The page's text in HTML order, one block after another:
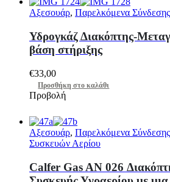
Αξεσουάρ, Παρελκόμενα
Υδρογκάζ Διακόπτης-
βάση στήριξης
€33,00
Προσθήκη στο καλάθι
Προβολή
Αξεσουάρ, Παρελκόμενα
Συσκευών Αερίου
Calfer Gas AN 026